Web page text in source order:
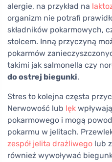
alergie, na przykład na
organizm nie potrafi
składników pokarmowych,
stolcem. Inną przyczyną
pokarmów
takimi jak salmonella czy
do ostrej biegunki.
Stres to kolejna częsta
Nerwowość lub lęk
pokarmowego i mogą
pokarmu w jelitach.
zespół jelita drażliwego lub
również wywoływać